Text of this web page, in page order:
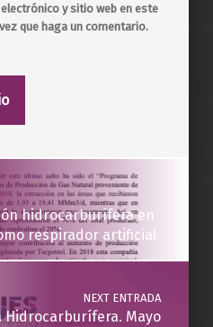
y sitio web en este
que haga un comentario.
hidrocarburífera en
respirador artificial
NEXT ENTRADA
Hidrocarburífera. Mayo